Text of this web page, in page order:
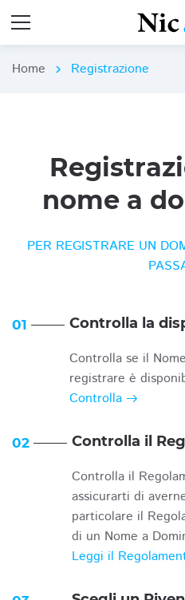
Home chevron_right Registrazione
nome a
PER REGISTRARE UN
01 Controlla la
Controlla se il
registrare è
Controlla
02 Controlla il
Controlla il
assicurarti di
particolare il
di un Nome a
Leggi il